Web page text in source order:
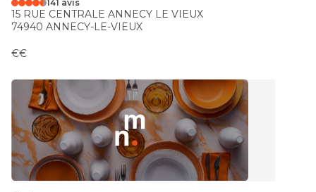
141 avis
15 RUE CENTRALE ANNECY LE VIEUX
74940 ANNECY-LE-VIEUX
€€